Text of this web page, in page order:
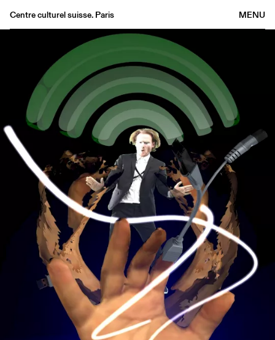
MENU
Centre culturel suisse. Paris
Buvette
Archives
Medias
Publications
About
EN